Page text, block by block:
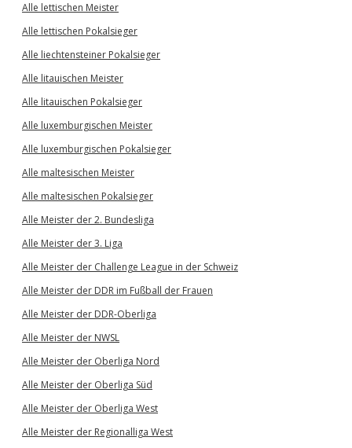
Alle lettischen Meister
Alle lettischen Pokalsieger
Alle liechtensteiner Pokalsieger
Alle litauischen Meister
Alle litauischen Pokalsieger
Alle luxemburgischen Meister
Alle luxemburgischen Pokalsieger
Alle maltesischen Meister
Alle maltesischen Pokalsieger
Alle Meister der 2. Bundesliga
Alle Meister der 3. Liga
Alle Meister der Challenge League in der Schweiz
Alle Meister der DDR im Fußball der Frauen
Alle Meister der DDR-Oberliga
Alle Meister der NWSL
Alle Meister der Oberliga Nord
Alle Meister der Oberliga Süd
Alle Meister der Oberliga West
Alle Meister der Regionalliga West